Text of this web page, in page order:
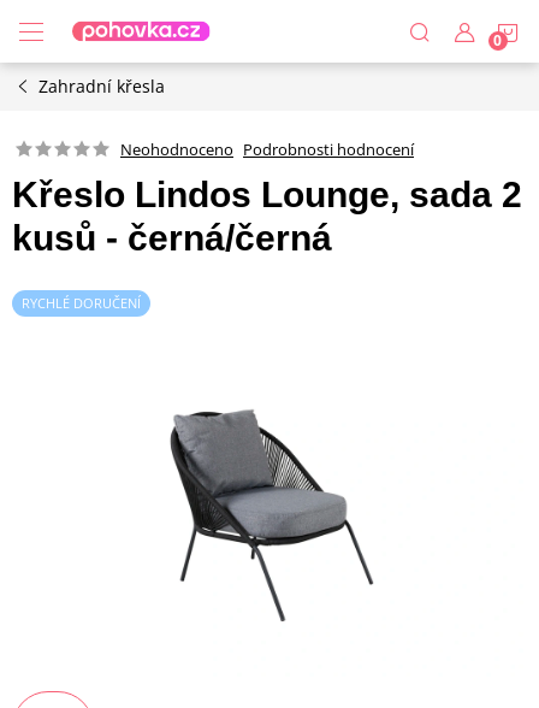
obsah
Zahradní křesla
Neohodnoceno Podrobnosti hodnocení
Křeslo Lindos Lounge, sada 2
kusů - černá/černá
RYCHLÉ DORUČENÍ